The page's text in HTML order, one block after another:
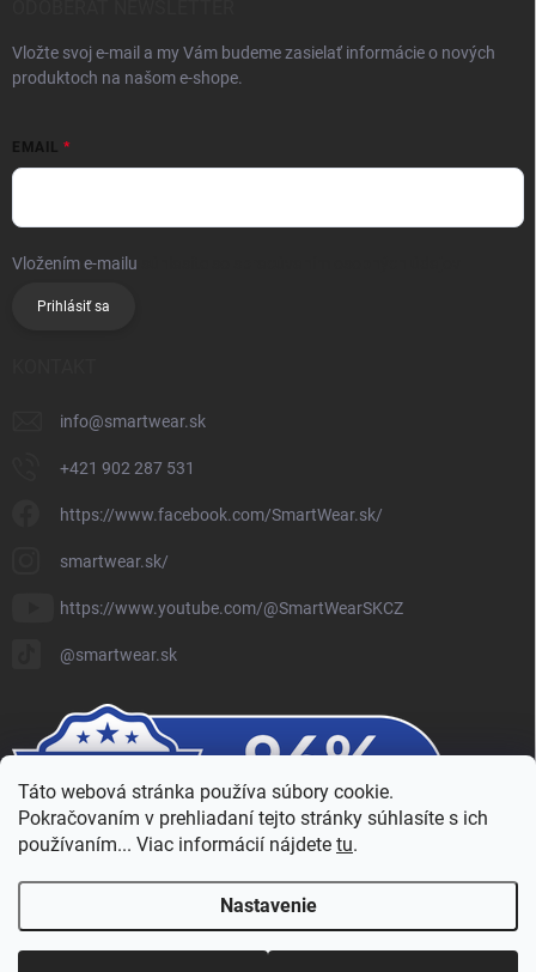
Táto webová stránka používa súbory cookie.
Pokračovaním v prehliadaní tejto stránky súhlasíte s ich
používaním... Viac informácií nájdete tu.
Nastavenie
Vložte svoj e-mail a my Vám budeme zasielať informácie o nových
produktoch na našom e-shope.
EMAIL
Vložením e-mailu
Prihlásiť sa
info@smartwear.sk
+421 902 287 531
https://www.facebook.com/SmartWear.sk/
smartwear.sk/
https://www.youtube.com/@SmartWearSKCZ
@smartwear.sk
Copyright 2026SmartWear - Eshop. Všetky práva vyhradené.Upraviť